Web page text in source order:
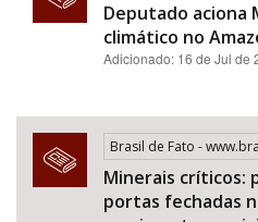
Deputado aciona
climático no
Adicionado: 16 de Jul de
Brasil de Fato -
Minerais críticos:
portas fechadas